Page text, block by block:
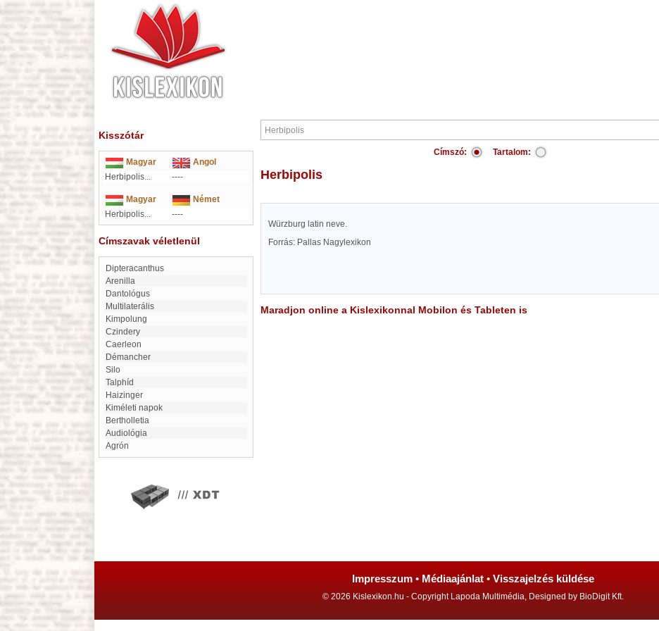
Kisszótár
Magyar
Angol
Herbipolis...
----
Magyar
Német
Herbipolis...
----
Címszavak véletlenül
Dipteracanthus
Arenilla
dantológus
multilaterális
Kimpolung
Czindery
Caerleon
Démancher
Silo
Talphíd
Haizinger
Kiméleti napok
Bertholletia
Audiológia
Agrón
Címszó: Tartalom:
Herbipolis
Würzburg latin neve.
Forrás: Pallas Nagylexikon
Maradjon online a Kislexikonnal Mobilon és Tableten is
Impresszum • Médiaajánlat • Visszajelzés küldése
© 2026 Kislexikon.hu - Copyright Lapoda Multimédia, Designed by BioDigit Kft.